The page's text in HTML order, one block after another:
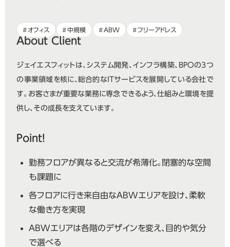
オフィス 中規模 ABW フリーアドレス
About Client
ジェイエスフィットは、システム開発、インフラ構築、BPOの3つ
の事業領域を核に、総合的なITサービスを展開している会社で
す。お客さまが重要な業務に専念できるよう、仕組みと環境を提
供し、その成長を支えています。
Point!
勤務フロアが異なると交流が希薄化。閉塞的な空間
も課題に
各フロアに行き来自由なABWエリアを設け、柔軟
な働き方を実現
ABWエリアは各階のデザインを変え、目的や気分
で選べる